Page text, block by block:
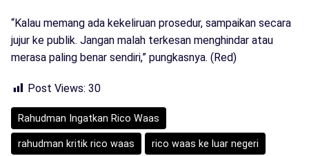
“Kalau memang ada kekeliruan prosedur, sampaikan secara
jujur ke publik. Jangan malah terkesan menghindar atau
merasa paling benar sendiri,” pungkasnya. (Red)
Post Views: 30
Rahudman Ingatkan Rico Waas
rahudman kritik rico waas rico waas ke luar negeri